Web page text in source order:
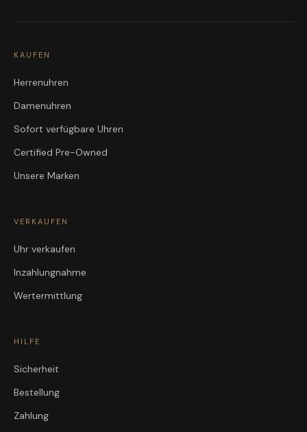
KAUFEN
Herrenuhren
Damenuhren
Sofort verfügbare Uhren
Certified Pre-Owned
Unsere Marken
VERKAUFEN
Uhr verkaufen
Inzahlungnahme
Wertermittlung
HILFE
Sicherheit
Bestellung
Zahlung